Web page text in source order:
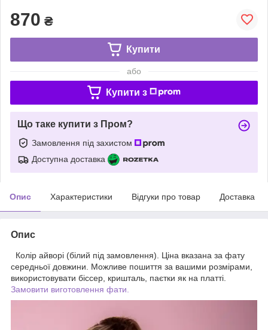
870 ₴
Купити
або
Купити з
Що таке купити з Пром?
Замовлення під захистом
Доступна доставка
Опис Характеристики Відгуки про товар Доставка
Опис
Колір айворі (білий під замовлення). Ціна вказана за фату
середньої довжини. Можливе пошиття за вашими розмірами,
використовувати біссер, кришталь, паєтки як на платті.
Замовити виготовлення фати.